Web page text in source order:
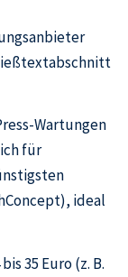
Wartungen
für
ideal
35 Euro (z. B.